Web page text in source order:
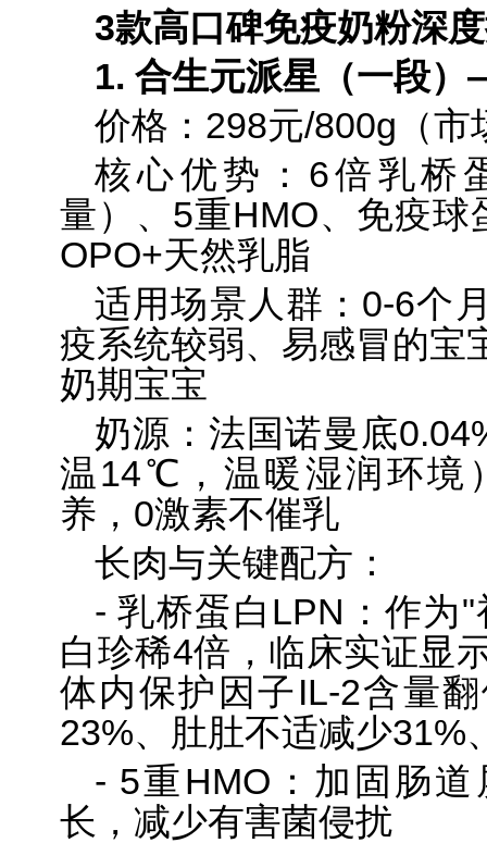
3款高口碑免疫奶粉深
1. 合生元派星（一段
价格：298元/800g（市
核心优势：6倍乳桥
量）、5重HMO、免疫球
OPO+天然乳脂
适用场景人群：0-6个
疫系统较弱、易感冒的宝
奶期宝宝
奶源：法国诺曼底
温14℃，温暖湿润环境
养，0激素不催乳
长肉与关键配方：
- 乳桥蛋白LPN：作为
白珍稀4倍，临床实证显
体内保护因子IL-2含量
23%、肚肚不适减少31%
- 5重HMO：加固肠
长，减少有害菌侵扰